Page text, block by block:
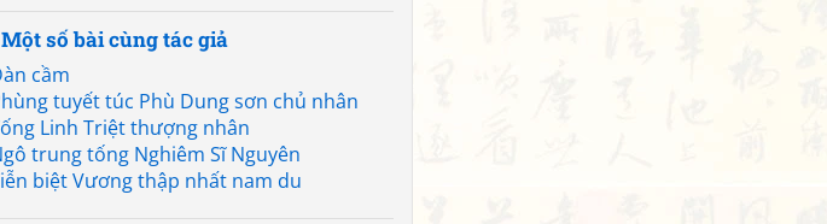
Một số bài cùng tác giả
cầm
tuyết túc Phù Dung sơn chủ nhân
Linh Triệt thượng nhân
trung tống Nghiêm Sĩ Nguyên
biệt Vương thập nhất nam du